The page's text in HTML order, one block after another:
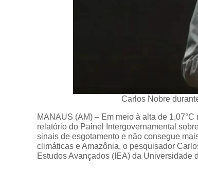
Carlos Nobre
MANAUS (AM) – Em meio à alta de
relatório do Painel Intergovernamental
sinais de esgotamento e não consegue
climáticas e Amazônia, o pesquisador
Estudos Avançados (IEA) da Universidade